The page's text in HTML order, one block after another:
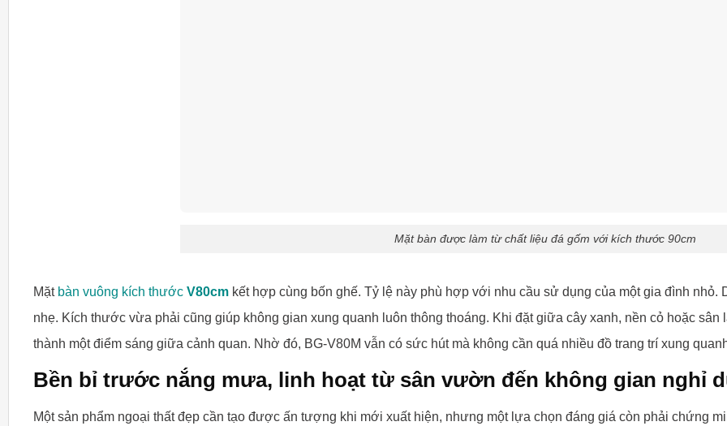
Mặt bàn được làm từ chất liệu đá gốm với kích thước 90cm
Mặt bàn vuông kích thước V80cmkết hợp cùng bốn ghế. Tỷ lệ này phù hợp với nhu cầu sử dụng của một gia đình nhỏ.
nhẹ. Kích thước vừa phải cũng giúp không gian xung quanh luôn thông thoáng. Khi đặt giữa cây xanh, nền cỏ hoặc sân
thành một điểm sáng giữa cảnh quan. Nhờ đó, BG-V80M vẫn có sức hút mà không cần quá nhiều đồ trang trí xung
Bền bỉ trước nắng mưa, linh hoạt từ sân vườn đến không gian nghỉ
Một sản phẩm ngoại thất đẹp cần tạo được ấn tượng khi mới xuất hiện, nhưng một lựa chọn đáng giá còn phải chứng